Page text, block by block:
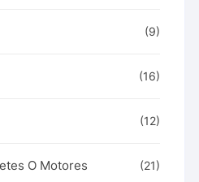
(9)
(16)
(12)
O Motores (21)